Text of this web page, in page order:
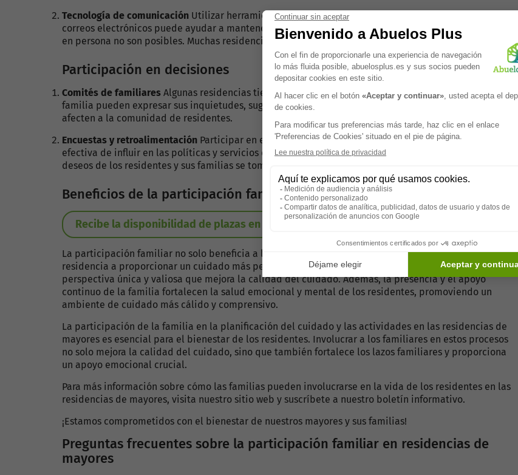
Tecnología de comunicación Utilizar herramientas de comunicación como videollamadas, teléfonos y
correos electrónicos puede ayudar a mantener el contacto regular, especialmente cuando las visitas
en persona no son posibles. Muchas residencias facilitan el acceso a estas tecnologías.
Participación en decisiones
Comités de familiares Algunas residencias tienen comités de familiares donde los miembros de la
familia pueden expresar sus inquietudes, sugerencias y colaborar en la toma de decisiones que
afecten a la comunidad de residentes.
Encuestas y retroalimentación Participar en encuestas y proporcionar retroalimentación es una forma
efectiva de influir en las políticas y servicios de la residencia. Esto asegura que las necesidades y
deseos de los residentes y sus familias se tomen en cuenta.
Beneficios de la participación familiar
Recibe la disponibilidad de plazas en toda España
La participación familiar no solo beneficia a los residentes, sino que también ayuda al personal de la
residencia a proporcionar un cuidado más personalizado y efectivo. Los familiares pueden ofrecer una
perspectiva única y valiosa que mejora la calidad del cuidado. Además, la presencia y el apoyo
continuo de la familia fortalecen la salud emocional y mental de los residentes, promoviendo un
ambiente de cuidado más cálido y comprensivo.
La participación de la familia en la planificación del cuidado y las actividades en las residencias de
mayores es esencial para el bienestar de los residentes. Involucrar a los familiares en estos procesos
no solo mejora la calidad del cuidado, sino que también fortalece los lazos familiares y proporciona
un apoyo emocional crucial.
Para más información sobre cómo las familias pueden involucrarse en la vida de los residentes en las
residencias de mayores, visita nuestro sitio web y suscríbete a nuestro boletín informativo.
¡Estamos comprometidos con el bienestar de nuestros mayores y sus familias!
Preguntas frecuentes sobre la participación familiar en residencias de
mayores